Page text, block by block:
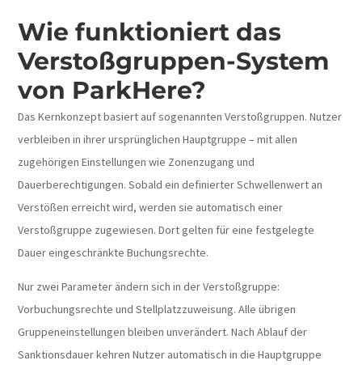
Wie funktioniert das
Verstoßgruppen-System
von ParkHere?
Das Kernkonzept basiert auf sogenannten Verstoßgruppen. Nutzer
verbleiben in ihrer ursprünglichen Hauptgruppe – mit allen
zugehörigen Einstellungen wie Zonenzugang und
Dauerberechtigungen. Sobald ein definierter Schwellenwert an
Verstößen erreicht wird, werden sie automatisch einer
Verstoßgruppe zugewiesen. Dort gelten für eine festgelegte
Dauer eingeschränkte Buchungsrechte.
Nur zwei Parameter ändern sich in der Verstoßgruppe:
Vorbuchungsrechte und Stellplatzzuweisung. Alle übrigen
Gruppeneinstellungen bleiben unverändert. Nach Ablauf der
Sanktionsdauer kehren Nutzer automatisch in die Hauptgruppe